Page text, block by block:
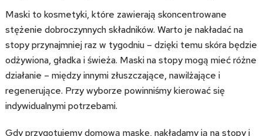
Maski to kosmetyki, które zawierają skoncentrowane
stężenie dobroczynnych składników. Warto je nakładać na
stopy przynajmniej raz w tygodniu – dzięki temu skóra będzie
odżywiona, gładka i świeża. Maski na stopy mogą mieć różne
działanie – między innymi złuszczające, nawilżające i
regenerujące. Przy wyborze powinniśmy kierować się
indywidualnymi potrzebami.
Gdy przygotujemy domową maskę, nakładamy ją na stopy i